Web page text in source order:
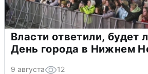
Власти ответили, будет
День города в Нижнем
9 августа 12